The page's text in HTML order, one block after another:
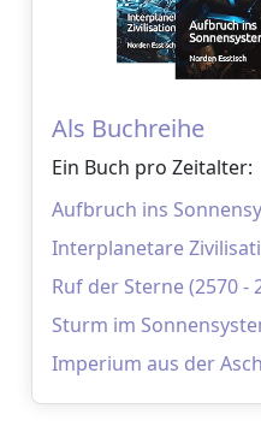
Als Buchreihe
Ein Buch pro Zeitalter:
Aufbruch ins
Interplanetare
Ruf der Sterne (2570 -
Sturm im
Imperium aus der